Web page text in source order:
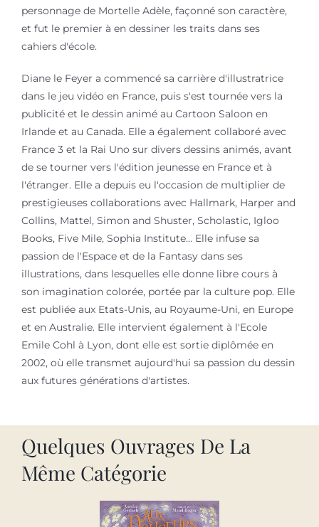
personnage de Mortelle Adèle, façonné son caractère,
et fut le premier à en dessiner les traits dans ses
cahiers d'école.
Diane le Feyer a commencé sa carrière d'illustratrice
dans le jeu vidéo en France, puis s'est tournée vers la
publicité et le dessin animé au Cartoon Saloon en
Irlande et au Canada. Elle a également collaboré avec
France 3 et la Rai Uno sur divers dessins animés, avant
de se tourner vers l'édition jeunesse en France et à
l'étranger. Elle a depuis eu l'occasion de multiplier de
prestigieuses collaborations avec Hallmark, Harper and
Collins, Mattel, Simon and Shuster, Scholastic, Igloo
Books, Five Mile, Sophia Institute... Elle infuse sa
passion de l'Espace et de la Fantasy dans ses
illustrations, dans lesquelles elle donne libre cours à
son imagination colorée, portée par la culture pop. Elle
est publiée aux Etats-Unis, au Royaume-Uni, en Europe
et en Australie. Elle intervient également à l'Ecole
Emile Cohl à Lyon, dont elle est sortie diplômée en
2002, où elle transmet aujourd'hui sa passion du dessin
aux futures générations d'artistes.
Quelques Ouvrages De La
Même Catégorie